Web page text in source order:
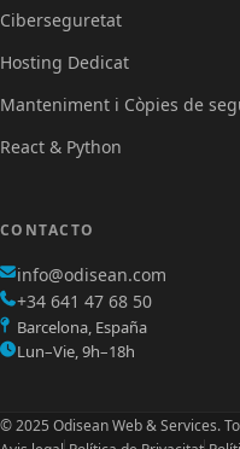
Ciberseguretat
Hosting Dedicat
Manteniment i Còpies de
React & Python
CONTACTO
info@odisean.com
+34 641 47 68 50
Barcelona, España
Lun–Vie, 9h–18h
© 2025 Odisean Web & Services.